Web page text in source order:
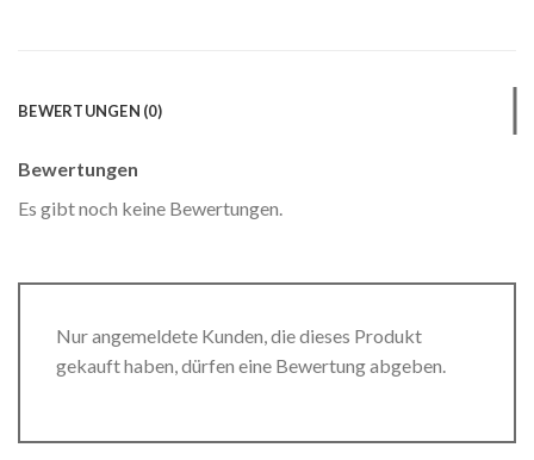
BEWERTUNGEN (0)
Bewertungen
Es gibt noch keine Bewertungen.
Nur angemeldete Kunden, die dieses Produkt
gekauft haben, dürfen eine Bewertung abgeben.